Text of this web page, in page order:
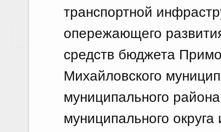
транспортной
опережающего
средств бюджета
Михайловского
муниципального
муниципального
Показать еще